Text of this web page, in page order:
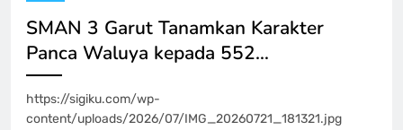
SMAN 3 Garut Tanamkan Karakter
Panca Waluya kepada 552…
https://sigiku.com/wp-
content/uploads/2026/07/IMG_20260721_181321.jpg